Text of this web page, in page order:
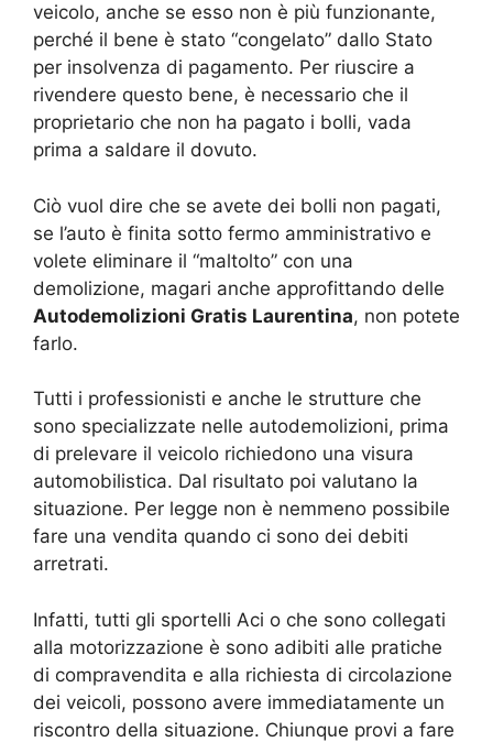
veicolo, anche se esso non è più funzionante,
perché il bene è stato “congelato” dallo Stato
per insolvenza di pagamento. Per riuscire a
rivendere questo bene, è necessario che il
proprietario che non ha pagato i bolli, vada
prima a saldare il dovuto.
Ciò vuol dire che se avete dei bolli non pagati,
se l’auto è finita sotto fermo amministrativo e
volete eliminare il “maltolto” con una
demolizione, magari anche approfittando delle
Autodemolizioni Gratis Laurentina, non potete
farlo.
Tutti i professionisti e anche le strutture che
sono specializzate nelle autodemolizioni, prima
di prelevare il veicolo richiedono una visura
automobilistica. Dal risultato poi valutano la
situazione. Per legge non è nemmeno possibile
fare una vendita quando ci sono dei debiti
arretrati.
Infatti, tutti gli sportelli Aci o che sono collegati
alla motorizzazione è sono adibiti alle pratiche
di compravendita e alla richiesta di circolazione
dei veicoli, possono avere immediatamente un
riscontro della situazione. Chiunque provi a fare